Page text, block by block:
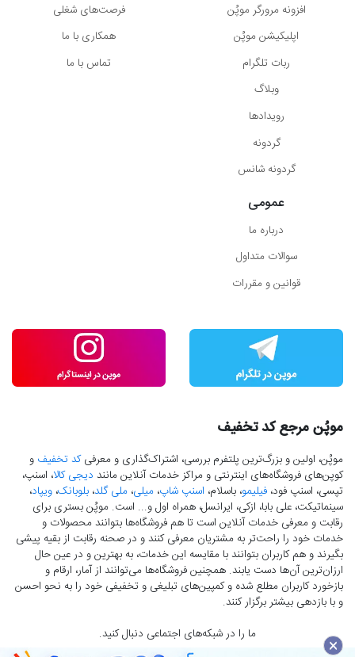
افزونه مرورگر موپُن
اپلیکیشن موپُن
ربات تلگرام
وبلاگ
رویدادها
گردونه
گردونه شانس
فرصت‌های شغلی
همکاری با ما
تماس با ما
عمومی
درباره ما
سوالات متداول
قوانین و مقررات
موپُن مرجع کد تخفیف
موپُن، اولین و بزرگ‌ترین پلتفرم بررسی، اشتراک‌گذاری و معرفیکد تخفیف و
کوپن‌های فروشگاه‌های اینترنتی و مراکز خدمات آنلاین مانند دیجی کالا، اسنپ،
تپسی، اسنپ فود، فیلیمو، باسلام، اسنپ شاپ، میلی، ملی گلد، بلوبانک، ویپاد،
سینماتیکت، علی بابا، ازکی، ایرانسل، همراه اول و... است. موپُن بستری برای
رقابت و معرفی خدمات آنلاین است تا هم فروشگاه‌ها بتوانند محصولات و
خدمات خود را راحت‌تر به مشتریان معرفی کنند و در صحنه رقابت از بقیه پیشی
بگیرند و هم کاربران بتوانند با مقایسه این خدمات، به بهترین و در عین حال
ارزان‌ترین آن‌ها دست‌ یابند. همچنین فروشگاه‌ها می‌توانند از آمار، ارقام و
بازخورد کاربران مطلع شده و کمپین‌های تبلیغی و تخفیفی خود را به نحو احسن
و با بازدهی بیشتر برگزار کنند.
ما را در شبکه‌های اجتماعی دنبال کنید.
×